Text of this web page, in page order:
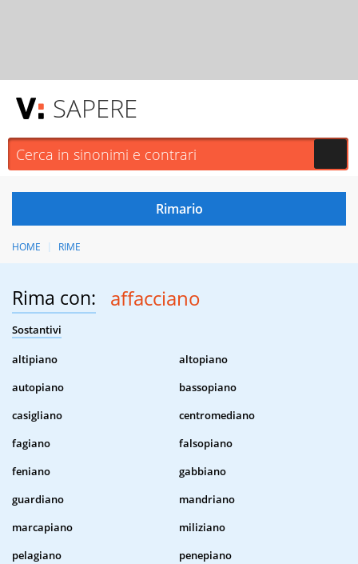
SAPERE
HOME RIME
Rima con: affacciano
Sostantivi
altipiano
altopiano
autopiano
bassopiano
casigliano
centromediano
fagiano
falsopiano
feniano
gabbiano
guardiano
mandriano
marcapiano
miliziano
pelagiano
penepiano